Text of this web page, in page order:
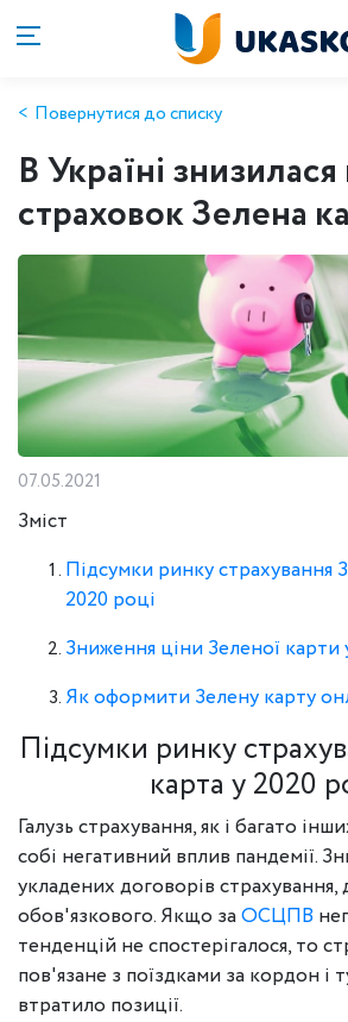
Повернутися до списку
В Україні знизилася
страховок Зелена
07.05.2021
Зміст
Підсумки ринку страхування
2020 році
Зниження ціни Зеленої карти
Як оформити Зелену карту
Підсумки ринку
карта у 2020
Галузь страхування, як і багато
собі негативний вплив пандемії.
укладених договорів страхування,
обов'язкового. Якщо заОСЦПВ
тенденцій не спостерігалося, то
пов'язане з поїздками за кордон і
втратило позиції.